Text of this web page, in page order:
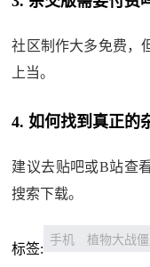
社区制作大多免费，
上当。
4. 如何找到真正的
建议去贴吧或B站查
搜索下载。
标签:
手机 植物大战